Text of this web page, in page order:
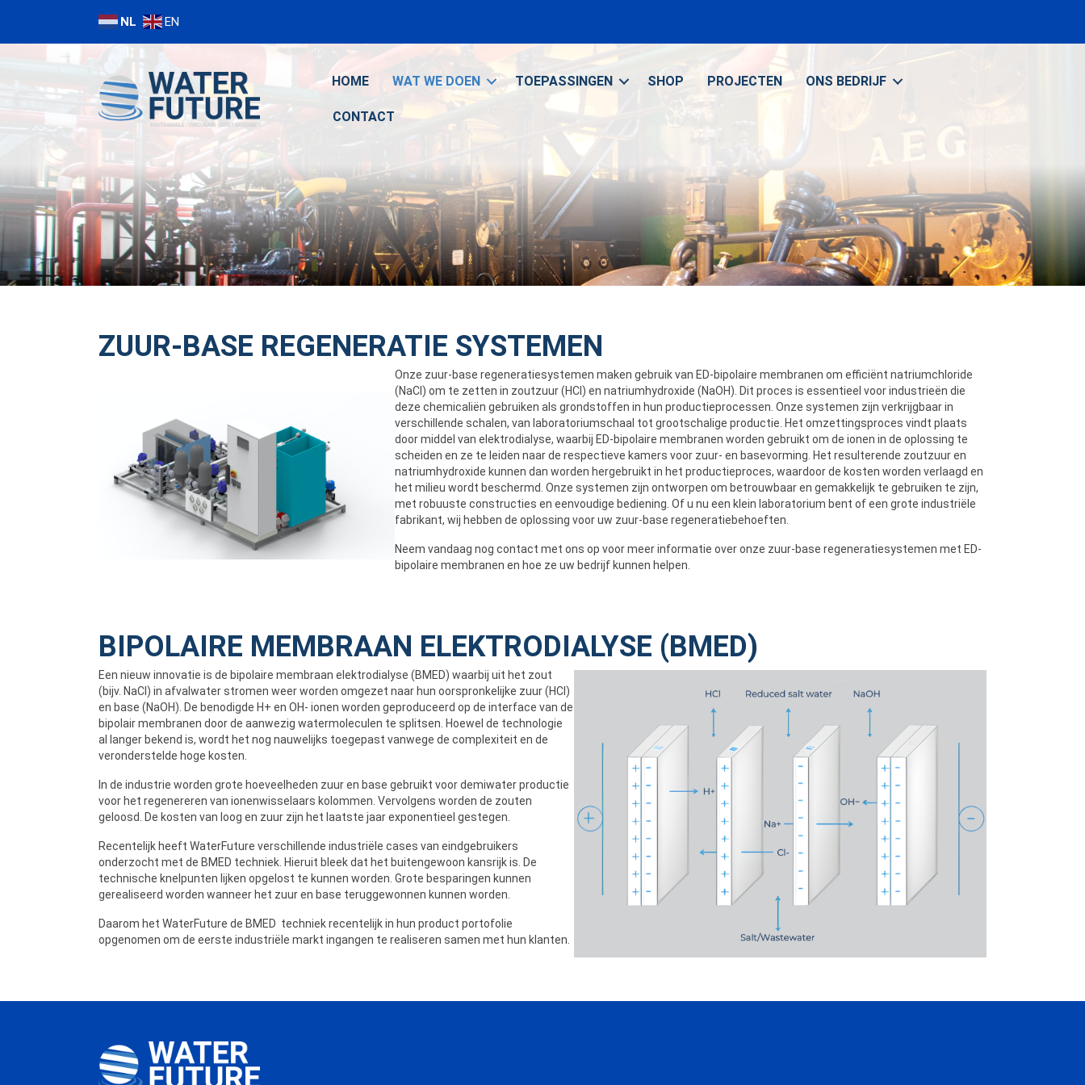
NL EN
HOME WAT WE DOEN TOEPASSINGEN SHOP PROJECTEN ONS BEDRIJF
CONTACT
ZUUR-BASE REGENERATIE SYSTEMEN
Onze zuur-base regeneratiesystemen maken gebruik van ED-bipolaire membranen om efficiënt natriumchloride
(NaCl) om te zetten in zoutzuur (HCl) en natriumhydroxide (NaOH). Dit proces is essentieel voor industrieën die
deze chemicaliën gebruiken als grondstoffen in hun productieprocessen. Onze systemen zijn verkrijgbaar in
verschillende schalen, van laboratoriumschaal tot grootschalige productie. Het omzettingsproces vindt plaats
door middel van elektrodialyse, waarbij ED-bipolaire membranen worden gebruikt om de ionen in de oplossing te
scheiden en ze te leiden naar de respectieve kamers voor zuur- en basevorming. Het resulterende zoutzuur en
natriumhydroxide kunnen dan worden hergebruikt in het productieproces, waardoor de kosten worden verlaagd en
het milieu wordt beschermd. Onze systemen zijn ontworpen om betrouwbaar en gemakkelijk te gebruiken te zijn,
met robuuste constructies en eenvoudige bediening. Of u nu een klein laboratorium bent of een grote industriële
fabrikant, wij hebben de oplossing voor uw zuur-base regeneratiebehoeften.
Neem vandaag nog contact met ons op voor meer informatie over onze zuur-base regeneratiesystemen met ED-
bipolaire membranen en hoe ze uw bedrijf kunnen helpen.
BIPOLAIRE MEMBRAAN ELEKTRODIALYSE (BMED)
Een nieuw innovatie is de bipolaire membraan elektrodialyse (BMED) waarbij uit het zout
(bijv. NaCl) in afvalwater stromen weer worden omgezet naar hun oorspronkelijke zuur (HCl)
en base (NaOH). De benodigde H+ en OH- ionen worden geproduceerd op de interface van de
bipolair membranen door de aanwezig watermoleculen te splitsen. Hoewel de technologie
al langer bekend is, wordt het nog nauwelijks toegepast vanwege de complexiteit en de
veronderstelde hoge kosten.
In de industrie worden grote hoeveelheden zuur en base gebruikt voor demiwater productie
voor het regenereren van ionenwisselaars kolommen. Vervolgens worden de zouten
geloosd. De kosten van loog en zuur zijn het laatste jaar exponentieel gestegen.
Recentelijk heeft WaterFuture verschillende industriële cases van eindgebruikers
onderzocht met de BMED techniek. Hieruit bleek dat het buitengewoon kansrijk is. De
technische knelpunten lijken opgelost te kunnen worden. Grote besparingen kunnen
gerealiseerd worden wanneer het zuur en base teruggewonnen kunnen worden.
Daarom het WaterFuture de BMED techniek recentelijk in hun product portofolie
opgenomen om de eerste industriële markt ingangen te realiseren samen met hun klanten.